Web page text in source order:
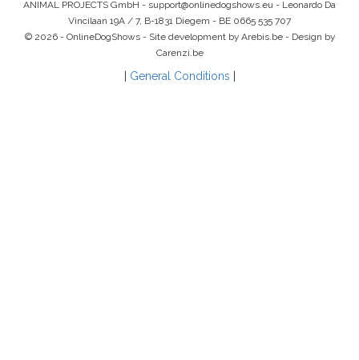
ANIMAL PROJECTS GmbH - support@onlinedogshows.eu - Leonardo Da
Vincilaan 19A / 7, B-1831 Diegem - BE 0665 535 707
© 2026 - OnlineDogShows - Site development by Arebis.be - Design by
Carenzi.be
General Conditions